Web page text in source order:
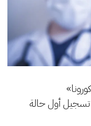
تسجيل أول حالة